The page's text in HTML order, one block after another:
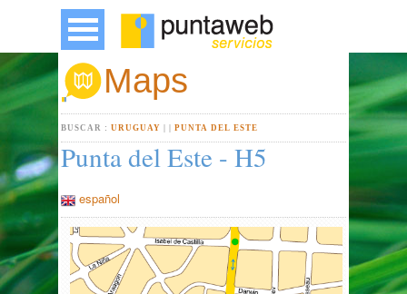
Maps
BUSCAR :URUGUAY |PUNTA DEL ESTE
Punta del Este - H5
español